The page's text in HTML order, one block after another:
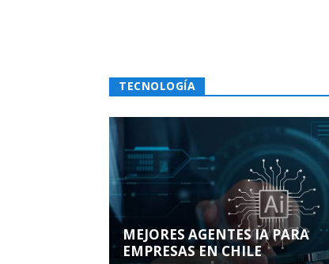
TECNOLOGÍA
MEJORES AGENTES IA PARA
EMPRESAS EN CHILE